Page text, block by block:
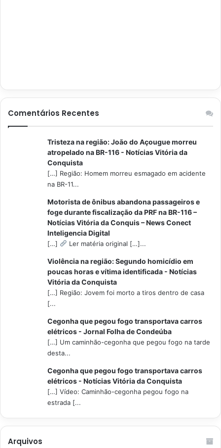
Comentários Recentes
Tristeza na região: João do Açougue morreu
atropelado na BR-116 - Notícias Vitória da
Conquista
[…] Região: Homem morreu esmagado em acidente
na BR-11...
Motorista de ônibus abandona passageiros e
foge durante fiscalização da PRF na BR-116 –
Notícias Vitória da Conquis – News Conect
Inteligencia Digital
[…] Ler matéria original […]...
Violência na região: Segundo homicídio em
poucas horas e vítima identificada - Notícias
Vitória da Conquista
[…] Região: Jovem foi morto a tiros dentro de casa
[...
Cegonha que pegou fogo transportava carros
elétricos - Jornal Folha de Condeúba
[…] Um caminhão-cegonha que pegou fogo na tarde
desta...
Cegonha que pegou fogo transportava carros
elétricos - Notícias Vitória da Conquista
[…] Vídeo: Caminhão-cegonha pegou fogo na
estrada [...
Arquivos